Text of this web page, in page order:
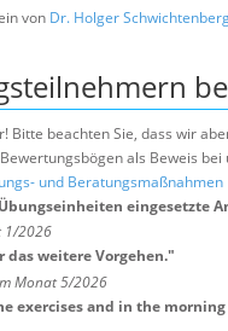
von Dr. Holger
beachten Sie, dass wir
als Beweis
und Beratungsmaßnahmen
eingesetzte
1/2026
weitere Vorgehen."
Monat 5/2026
exercises and in the